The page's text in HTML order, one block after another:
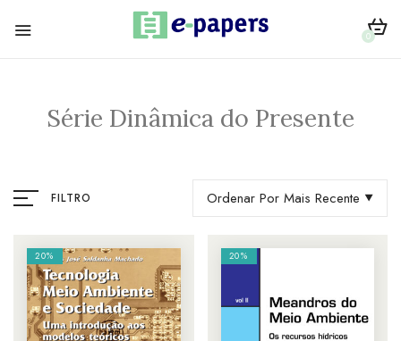
0
Série Dinâmica do Presente
FILTRO Ordenar Por Mais Recente
20% 20%